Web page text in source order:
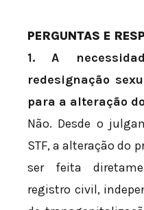
PERGUNTAS E
1. A
redesignação
para a alteração
Não. Desde o
STF, a alteração do
ser feita
registro civil,